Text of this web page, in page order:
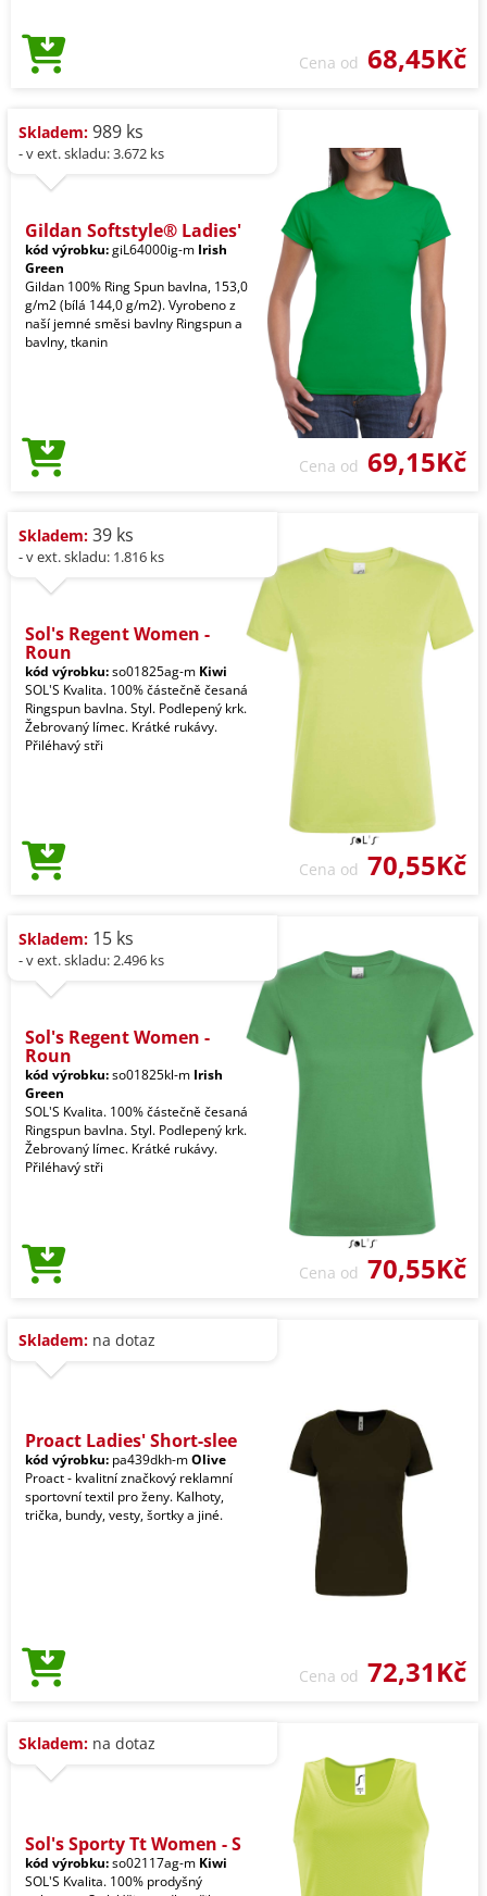
Cena od 68,45Kč
Skladem: 989 ks
- v ext. skladu: 3.672 ks
Gildan Softstyle® Ladies'
kód výrobku:giL64000ig-m Irish
Green
Gildan 100% Ring Spun bavlna, 153,0
g/m2 (bílá 144,0 g/m2). Vyrobeno z
naší jemné směsi bavlny Ringspun a
bavlny, tkanin
Cena od 69,15Kč
Skladem: 39 ks
- v ext. skladu: 1.816 ks
Sol's Regent Women -
Roun
kód výrobku:so01825ag-m Kiwi
SOL'S Kvalita. 100% částečně česaná
Ringspun bavlna. Styl. Podlepený krk.
Žebrovaný límec. Krátké rukávy.
Přiléhavý stři
Cena od 70,55Kč
Skladem: 15 ks
- v ext. skladu: 2.496 ks
Sol's Regent Women -
Roun
kód výrobku:so01825kl-m Irish
Green
SOL'S Kvalita. 100% částečně česaná
Ringspun bavlna. Styl. Podlepený krk.
Žebrovaný límec. Krátké rukávy.
Přiléhavý stři
Cena od 70,55Kč
Skladem: na dotaz
Proact Ladies' Short-slee
kód výrobku: pa439dkh-mOlive
Proact - kvalitní značkový reklamní
sportovní textil pro ženy. Kalhoty,
trička, bundy, vesty, šortky a jiné.
Cena od 72,31Kč
Skladem: na dotaz
Sol's Sporty Tt Women - S
kód výrobku:so02117ag-m Kiwi
SOL'S Kvalita. 100% prodyšný